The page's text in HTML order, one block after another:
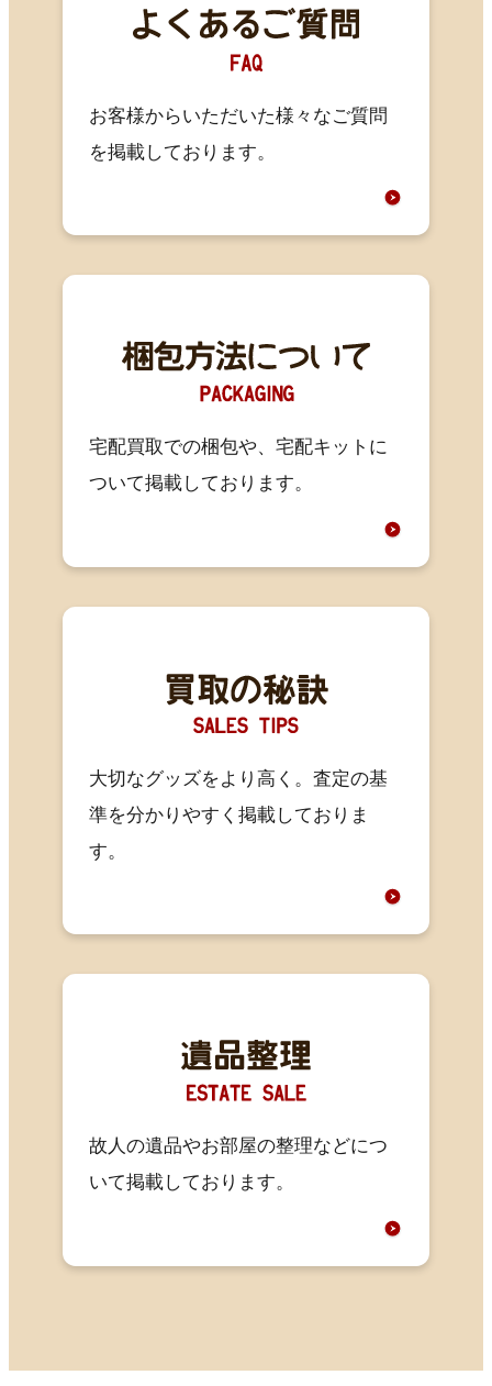
お客様からいただいた様々なご質問
を掲載しております。
宅配買取での梱包や、宅配キットに
ついて掲載しております。
大切なグッズをより高く。査定の基
準を分かりやすく掲載しておりま
す。
故人の遺品やお部屋の整理などにつ
いて掲載しております。